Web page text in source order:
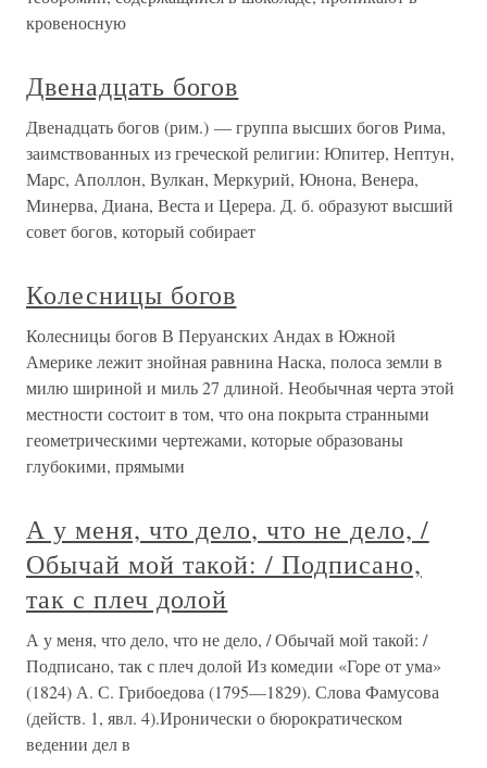
кровеносную
Двенадцать богов
Двенадцать богов (рим.) — группа высших богов Рима,
заимствованных из греческой религии: Юпитер, Нептун,
Марс, Аполлон, Вулкан, Меркурий, Юнона, Венера,
Минерва, Диана, Веста и Церера. Д. б. образуют высший
совет богов, который собирает
Колесницы богов
Колесницы богов В Перуанских Андах в Южной
Америке лежит знойная равнина Наска, полоса земли в
милю шириной и миль 27 длиной. Необычная черта этой
местности состоит в том, что она покрыта странными
геометрическими чертежами, которые образованы
глубокими, прямыми
А у меня, что дело, что не дело, /
Обычай мой такой: / Подписано,
так с плеч долой
А у меня, что дело, что не дело, / Обычай мой такой: /
Подписано, так с плеч долой Из комедии «Горе от ума»
(1824) А. С. Грибоедова (1795—1829). Слова Фамусова
(действ. 1, явл. 4).Иронически о бюрократическом
ведении дел в